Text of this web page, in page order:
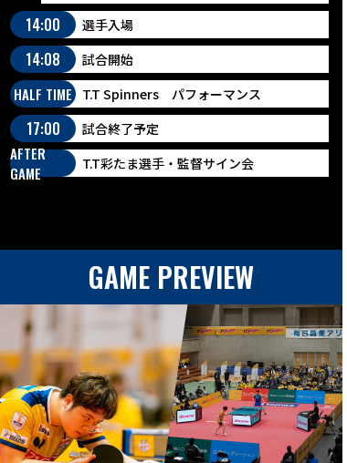
14:00 選手入場
14:08 試合開始
HALF TIME T.T Spinners パフォーマンス
17:00 試合終了予定
AFTER
GAME
T.T彩たま選手・監督サイン会
GAME PREVIEW